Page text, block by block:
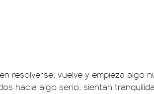
resolverse, vuelve y empieza algo
hacia algo serio, sientan